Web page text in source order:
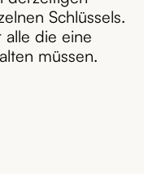
Schlüssels.
alle die eine
müssen.